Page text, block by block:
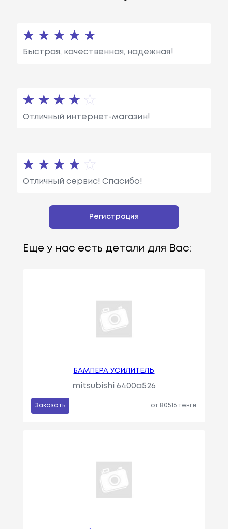
Быстрая, качественная, надежная!
Отличный интернет-магазин!
Отличный сервис! Спасибо!
Регистрация
Еще у нас есть детали для Вас:
БАМПЕРА УСИЛИТЕЛЬ
mitsubishi 6400a526
Заказать от 80516 тенге